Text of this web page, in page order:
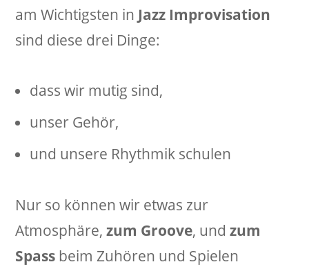
am Wichtigsten in Jazz Improvisation
sind diese drei Dinge:
dass wir mutig sind,
unser Gehör,
und unsere Rhythmik schulen
Nur so können wir etwas zur
Atmosphäre,zum Groove, undzum
Spass beim Zuhören und Spielen